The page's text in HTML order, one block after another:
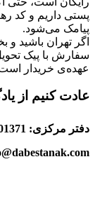
پستی داریم و کد
پیامک می‌شود.
اگر تهران باشید
سفارش با پیک
عهده‌ی خریدار
عادت کنیم از
دفتر مرکزی: 02188801371